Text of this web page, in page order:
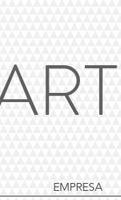
EMPRESA